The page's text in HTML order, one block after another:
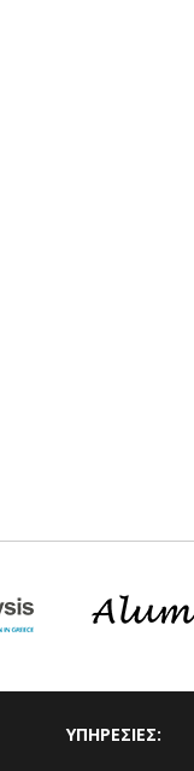
ΥΠΗΡΕΣΙΕΣ: